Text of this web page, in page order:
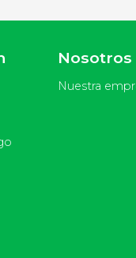
Nosotros
Nuestra